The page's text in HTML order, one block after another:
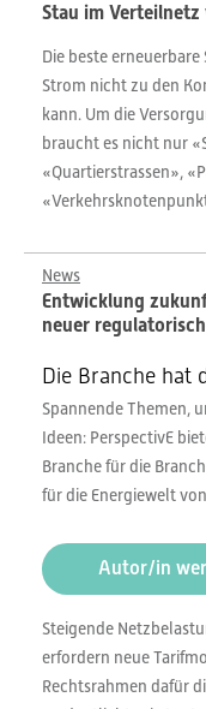
Stau im
Die beste
Strom nicht zu den
kann. Um die
braucht es nicht nur
«Quartierstrassen»,
News
Entwicklung
neuer
Die Branche hat
Spannende Themen,
Ideen: PerspectivE
Branche für die
für die Energiewelt
Autor/in
Steigende
erfordern neue
Rechtsrahmen dafür